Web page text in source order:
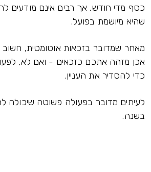
כסף מדי חודש, אך רבים אינם מודעים לה
שהיא מיושמת בפועל.
מאחר שמדובר בזכאות אוטומטית,
אכן מזהה אתכם כזכאים - ואם לא,
כדי להסדיר את העניין.
לעיתים מדובר בפעולה פשוטה שיכולה
בשנה.